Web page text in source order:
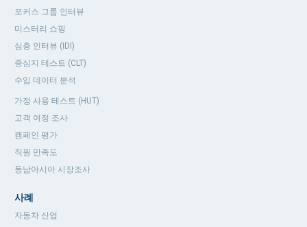
포커스 그룹 인터뷰
미스터리 쇼핑
심층 인터뷰 (IDI)
중심지 테스트 (CLT)
수입 데이터 분석
가정 사용 테스트 (HUT)
고객 여정 조사
캠페인 평가
직원 만족도
동남아시아 시장조사
사례
자동차 산업